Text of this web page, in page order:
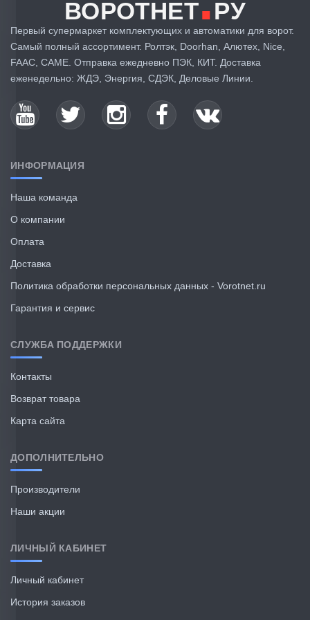
ВОРОТНЕТ РУ
Первый супермаркет комплектующих и автоматики для ворот.
Самый полный ассортимент. Ролтэк, Doorhan, Алютех, Nice,
FAAC, CAME. Отправка ежедневно ПЭК, КИТ. Доставка
еженедельно: ЖДЭ, Энергия, СДЭК, Деловые Линии.
ИНФОРМАЦИЯ
Наша команда
О компании
Оплата
Доставка
Политика обработки персональных данных - Vorotnet.ru
Гарантия и сервис
СЛУЖБА ПОДДЕРЖКИ
Контакты
Возврат товара
Карта сайта
ДОПОЛНИТЕЛЬНО
Производители
Наши акции
ЛИЧНЫЙ КАБИНЕТ
Личный кабинет
История заказов